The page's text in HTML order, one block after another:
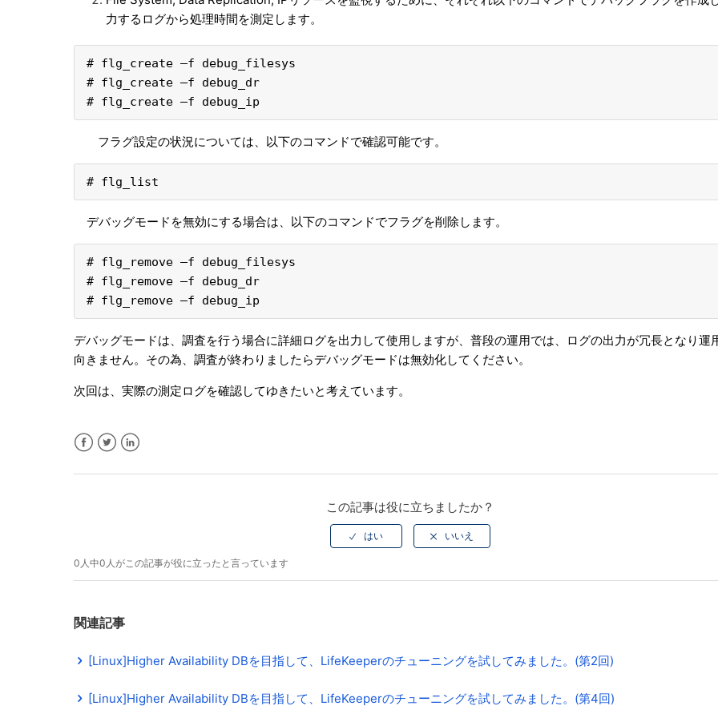
力するログから処理時間を測定します。
# flg_create –f debug_filesys
# flg_create –f debug_dr
# flg_create –f debug_ip
フラグ設定の状況については、以下のコマンドで確認可能です。
# flg_list
デバッグモードを無効にする場合は、以下のコマンドでフラグを削除します。
# flg_remove –f debug_filesys
# flg_remove –f debug_dr
# flg_remove –f debug_ip
デバッグモードは、調査を行う場合に詳細ログを出力して使用しますが、普段の運用では、ログの出力が冗長となり運
向きません。その為、調査が終わりましたらデバッグモードは無効化してください。
次回は、実際の測定ログを確認してゆきたいと考えています。
この記事は役に立ちましたか？
0人中0人がこの記事が役に立ったと言っています
関連記事
[Linux]Higher Availability DBを目指して、LifeKeeperのチューニングを試してみました。(第2回)
[Linux]Higher Availability DBを目指して、LifeKeeperのチューニングを試してみました。(第4回)